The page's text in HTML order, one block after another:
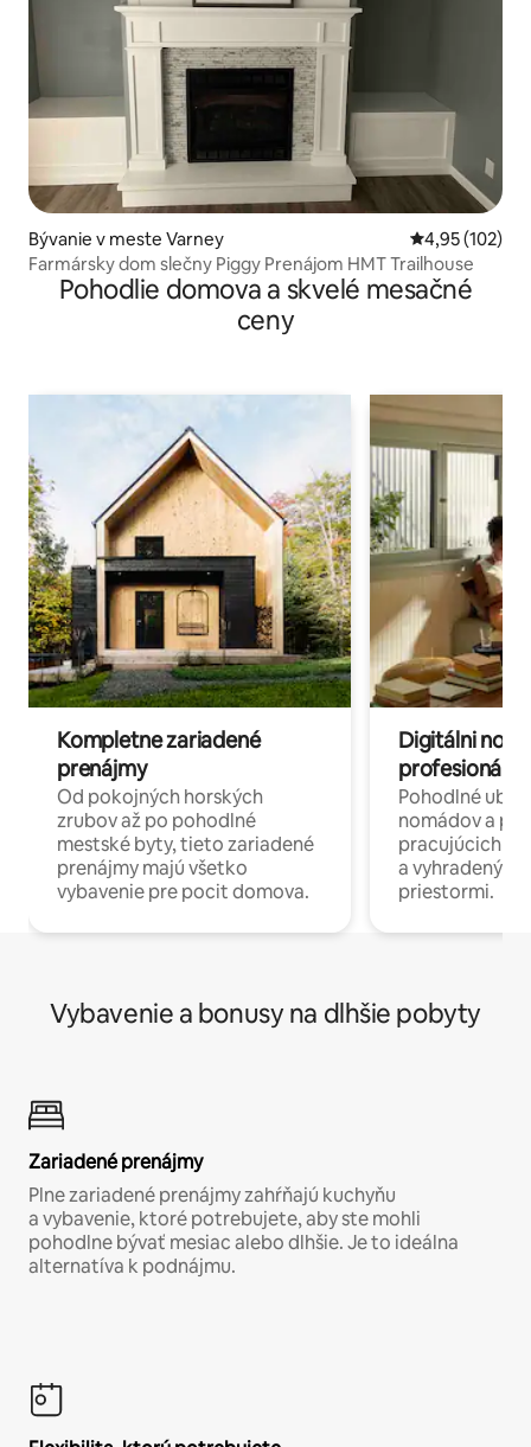
Bývanie v meste Varney Priemerné
4,95 (102)
Farmársky dom slečny Piggy Prenájom HMT Trailhouse
Pohodlie domova a skvelé mesačné
ceny
Kompletne zariadené
prenájmy
Od pokojných horských
zrubov až po pohodlné
mestské byty, tieto zariadené
prenájmy majú všetko
vybavenie pre pocit domova.
Digitálni
profesionáli
Pohodlné
nomádov a
pracujúcich
a
priestormi.
Vybavenie a bonusy na dlhšie pobyty
Zariadené prenájmy
Plne zariadené prenájmy zahŕňajú kuchyňu
a vybavenie, ktoré potrebujete, aby ste mohli
pohodlne bývať mesiac alebo dlhšie. Je to ideálna
alternatíva k podnájmu.